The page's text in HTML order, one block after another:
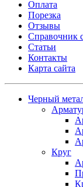
Оплата
Порезка
Отзывы
Справочник
Статьи
Контакты
Карта сайта
Черный
Круг